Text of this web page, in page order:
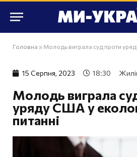
Головна » Молодь виграла суд проти уряду
15 Серпня, 2023 18:30
Молодь виграла
уряду США у
питанні